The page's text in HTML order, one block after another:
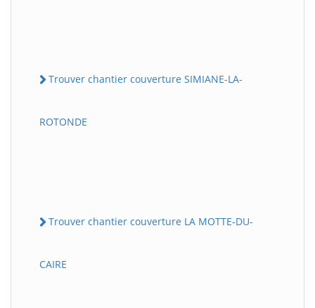
Trouver chantier couverture SIMIANE-LA-
ROTONDE
Trouver chantier couverture LA MOTTE-DU-
CAIRE